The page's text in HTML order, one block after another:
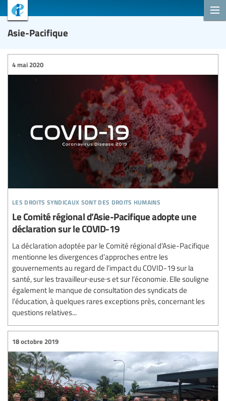
Asie-Pacifique
les droits syndicaux sont des droits humains
4 mai 2020
Le Comité régional d’Asie-Pacifique adopte une
déclaration sur le COVID-19
La déclaration adoptée par le Comité régional d’Asie-Pacifique
mentionne les divergences d’approches entre les
gouvernements au regard de l’impact du COVID-19 sur la
santé, sur les travailleur∙euse∙s et sur l’économie. Elle souligne
également le manque de consultation des syndicats de
l’éducation, à quelques rares exceptions près, concernant les
questions relatives...
18 octobre 2019